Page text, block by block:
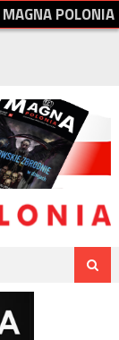
MAGNAPOLONIA